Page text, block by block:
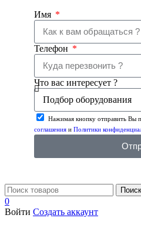
Имя
Телефон
Что вас интересует ?
Нажимая кнопку отправить Вы
соглашения и Политики
Поиск
0
Войти Создать аккаунт